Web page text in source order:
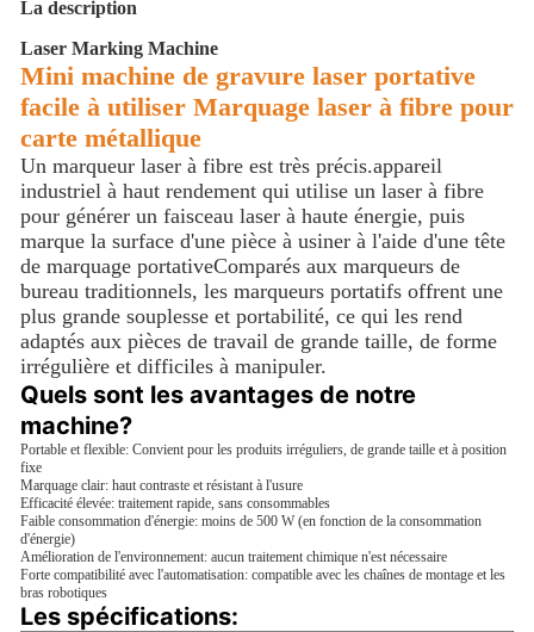
La description
Laser Marking Machine
Mini machine de gravure laser portative
facile à utiliser Marquage laser à fibre pour
carte métallique
Un marqueur laser à fibre est très précis.appareil
industriel à haut rendement qui utilise un laser à fibre
pour générer un faisceau laser à haute énergie, puis
marque la surface d'une pièce à usiner à l'aide d'une tête
de marquage portativeComparés aux marqueurs de
bureau traditionnels, les marqueurs portatifs offrent une
plus grande souplesse et portabilité, ce qui les rend
adaptés aux pièces de travail de grande taille, de forme
irrégulière et difficiles à manipuler.
Quels sont les avantages de notre
machine?
Portable et flexible: Convient pour les produits irréguliers, de grande taille et à position
fixe
Marquage clair: haut contraste et résistant à l'usure
Efficacité élevée: traitement rapide, sans consommables
Faible consommation d'énergie: moins de 500 W (en fonction de la consommation
d'énergie)
Amélioration de l'environnement: aucun traitement chimique n'est nécessaire
Forte compatibilité avec l'automatisation: compatible avec les chaînes de montage et les
bras robotiques
Les spécifications: